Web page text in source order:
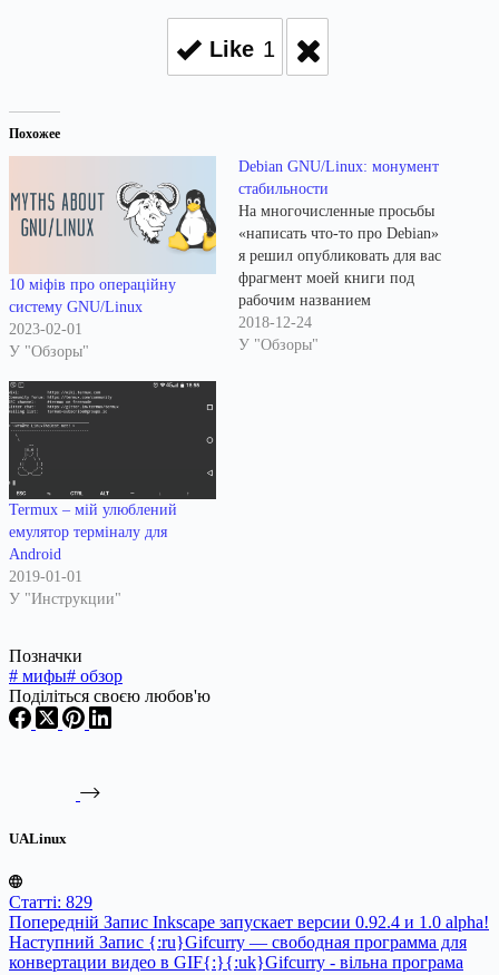
Like 1
Похожее
10 міфів про операційну
систему GNU/Linux
2023-02-01
У "Обзоры"
Debian GNU/Linux: монумент
стабильности
На многочисленные просьбы
«написать что-то про Debian»
я решил опубликовать для вас
фрагмент моей книги под
рабочим названием
«Подружитися з пінгвіном:
GNU/Linux для новачків», в
2018-12-24
У "Обзоры"
Termux – мій улюблений
емулятор терміналу для
Android
2019-01-01
У "Инструкции"
Позначки
# мифы# обзор
Поділіться своєю любов'ю
UALinux
Статті: 829
Попередній Запис Inkscape запускает версии 0.92.4 и 1.0 alpha!
Наступний Запис {:ru}Gifcurry — свободная программа для
конвертации видео в GIF{:}{:uk}Gifcurry - вільна програма